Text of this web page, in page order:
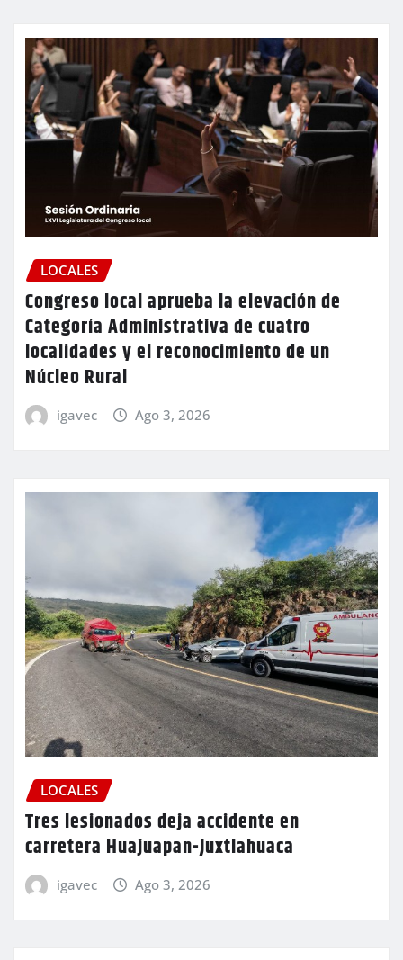
LOCALES
Congreso local aprueba la elevación de
Categoría Administrativa de cuatro
localidades y el reconocimiento de un
Núcleo Rural
igavec Ago 3, 2026
LOCALES
Tres lesionados deja accidente en
carretera Huajuapan-Juxtlahuaca
igavec Ago 3, 2026